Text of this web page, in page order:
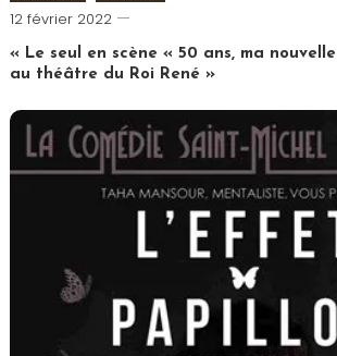
12 février 2022
Cédric
Cilia
« Le seul en scène « 50 ans, ma
au théâtre du Roi René »